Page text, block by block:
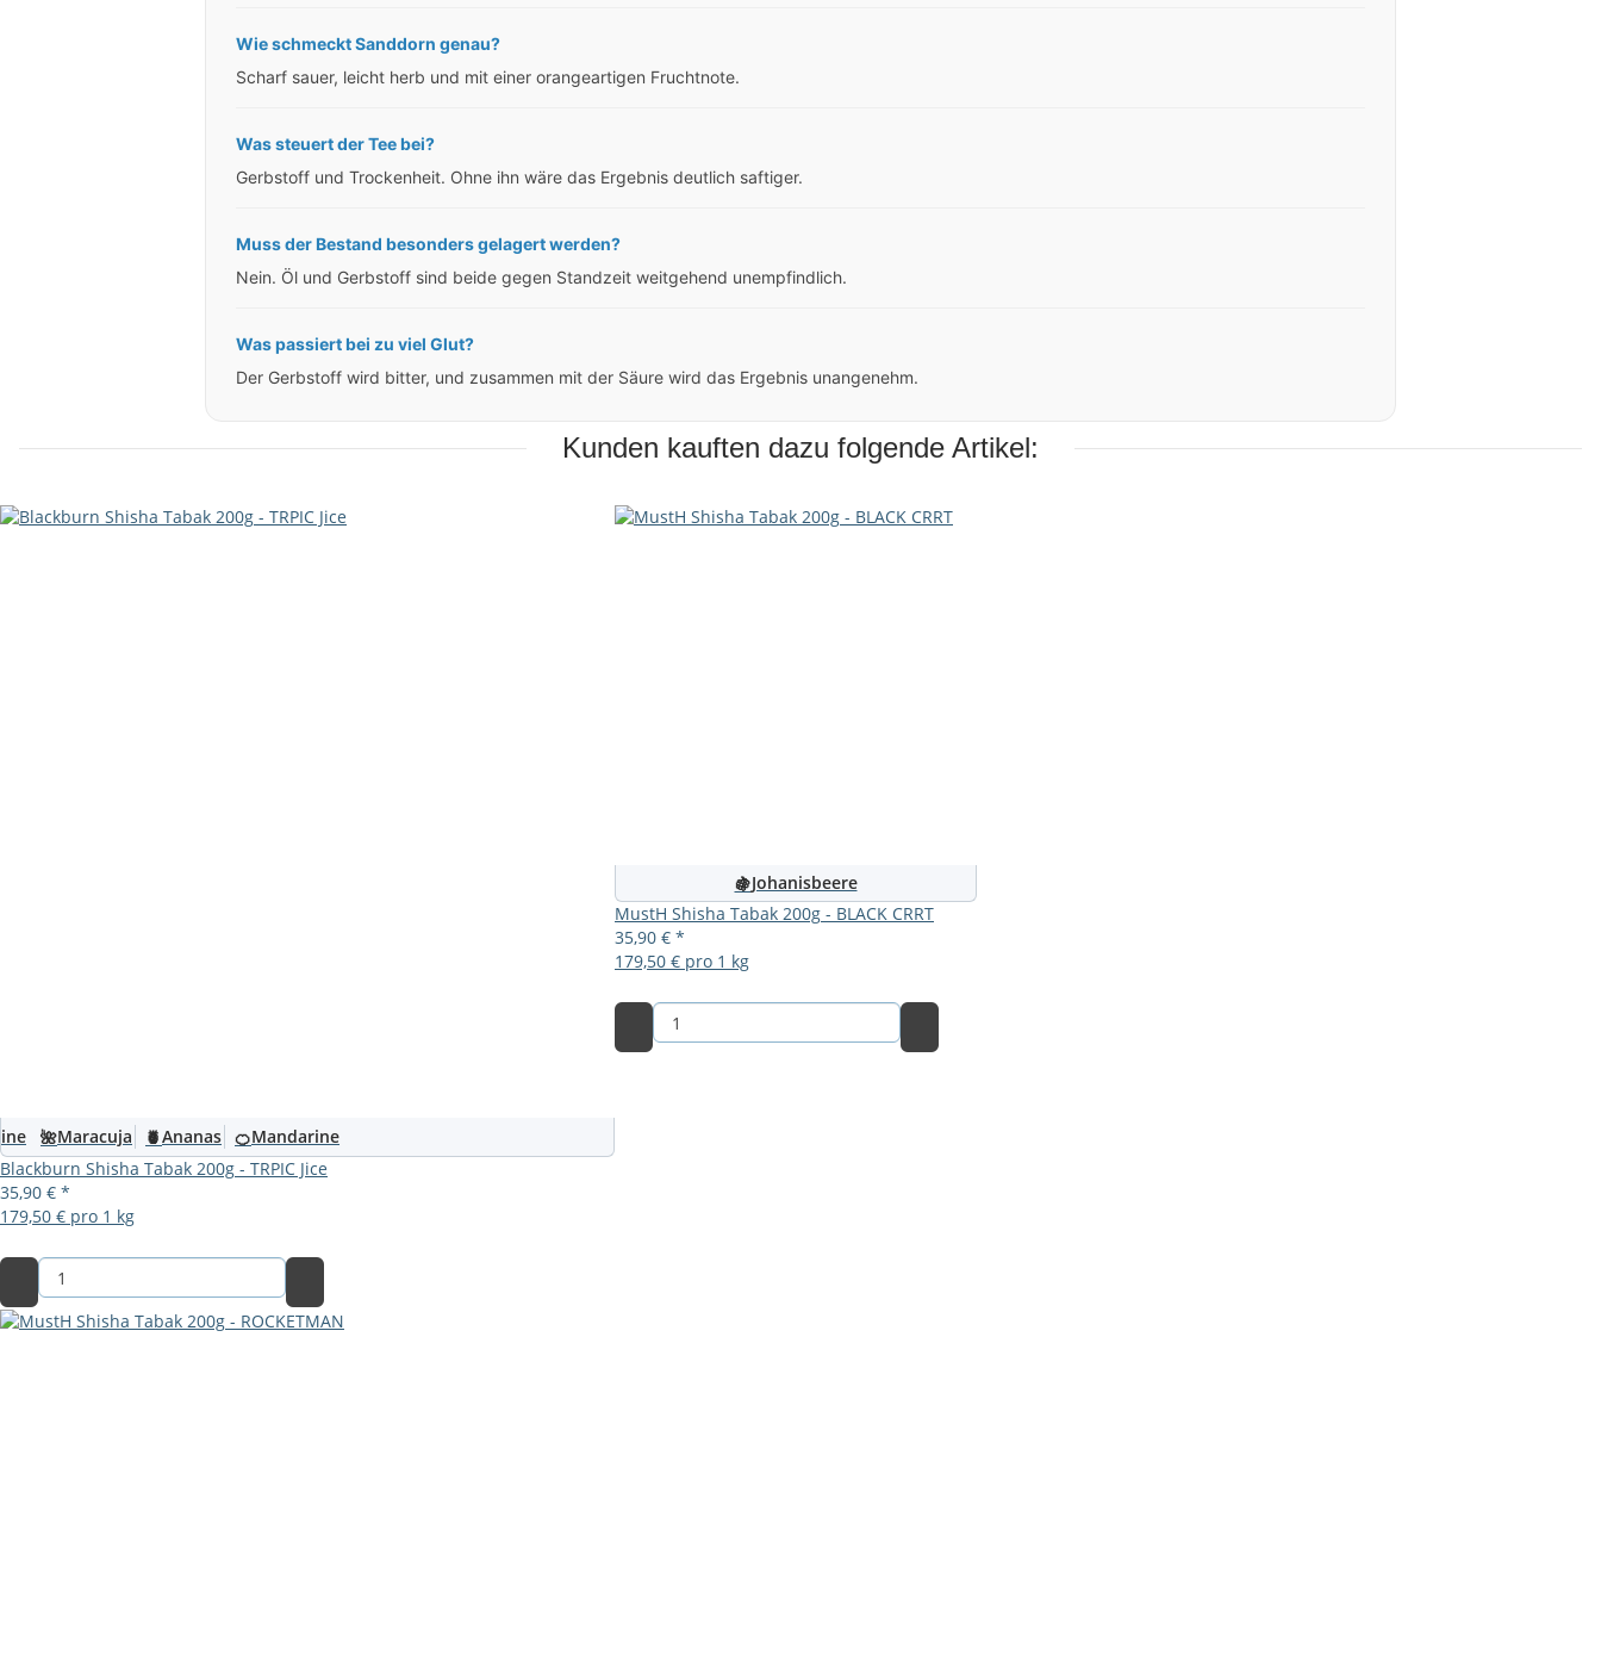
Wie schmeckt Sanddorn genau?
Scharf sauer, leicht herb und mit einer orangeartigen Fruchtnote.
Was steuert der Tee bei?
Gerbstoff und Trockenheit. Ohne ihn wäre das Ergebnis deutlich saftiger.
Muss der Bestand besonders gelagert werden?
Nein. Öl und Gerbstoff sind beide gegen Standzeit weitgehend unempfindlich.
Was passiert bei zu viel Glut?
Der Gerbstoff wird bitter, und zusammen mit der Säure wird das Ergebnis unangenehm.
Kunden kauften dazu folgende Artikel:
🌺Maracuja 🍍Ananas 🍊Mandarine
Blackburn Shisha Tabak 200g - TRPIC Jice
35,90 € *
179,50 € pro 1 kg
🍇Johanisbeere
MustH Shisha Tabak 200g - BLACK CRRT
35,90 € *
179,50 € pro 1 kg